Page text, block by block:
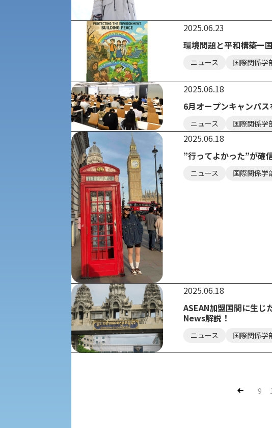
一般選抜入試［中期日程］
共通テスト利用入試[前期][後期]
専門学科等対象公募推薦入試
入学試験要項・出願書類
科目等履修生・聴講生募集
キャンパス・施設の見学について
障害学生教育支援センター
社会安全・警察学研究所
植物科学研究センター
生態系サービス研究センター
京都産業大学 × SDGs
2025.06.23
環境問題と平和構築ー
ニュース 国際関係学
2025.06.18
6月オープンキャンパス
ニュース 国際関係学
2025.06.18
”行ってよかった”が確
ニュース 国際関係学
2025.06.18
ASEAN加盟国間に生じ
News解説！
ニュース 国際関係学
Pre 9